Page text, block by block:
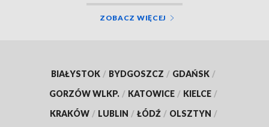
ZOBACZ WIĘCEJ
BIAŁYSTOK / BYDGOSZCZ / GDAŃSK /
GORZÓW WLKP. / KATOWICE / KIELCE /
KRAKÓW / LUBLIN / ŁÓDŹ / OLSZTYN /